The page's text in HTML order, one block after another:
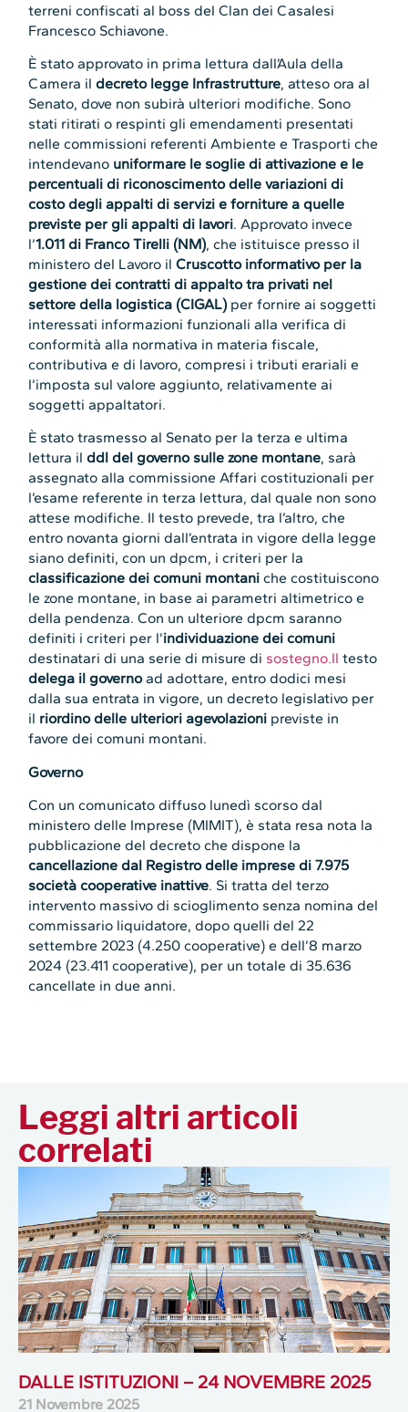
terreni confiscati al boss del Clan dei Casalesi
Francesco Schiavone.
È stato approvato in prima lettura dall’Aula della
Camera ildecreto legge Infrastrutture, atteso ora al
Senato, dove non subirà ulteriori modifiche. Sono
stati ritirati o respinti gli emendamenti presentati
nelle commissioni referenti Ambiente e Trasporti che
intendevano uniformare le soglie di attivazione e le
percentuali di riconoscimento delle variazioni di
costo degli appalti di servizi e forniture a quelle
previste per gli appalti di lavori. Approvato invece
l’1.011 di Franco Tirelli (NM), che istituisce presso il
ministero del Lavoro ilCruscotto informativo per la
gestione dei contratti di appalto tra privati nel
settore della logistica (CIGAL)per fornire ai soggetti
interessati informazioni funzionali alla verifica di
conformità alla normativa in materia fiscale,
contributiva e di lavoro, compresi i tributi erariali e
l’imposta sul valore aggiunto, relativamente ai
soggetti appaltatori.
È stato trasmesso al Senato per la terza e ultima
lettura il ddl del governo sulle zone montane, sarà
assegnato alla commissione Affari costituzionali per
l’esame referente in terza lettura, dal quale non sono
attese modifiche. Il testo prevede, tra l’altro, che
entro novanta giorni dall’en­trata in vigore della legge
siano definiti, con un dpcm, i criteri per la
classificazione dei comuni montaniche costituiscono
le zone montane, in base ai parametri altimetrico e
della pendenza. Con un ulteriore dpcm saranno
definiti i criteri per l’individuazione dei comuni
destinatari di una serie di misure di sostegno.Il testo
delega il governoad adottare, entro dodici mesi
dalla sua entrata in vigore, un decreto legislativo per
il riordino delle ulteriori agevolazioni previste in
favore dei comuni montani.
Governo
Con un comunicato diffuso lunedì scorso dal
ministero delle Imprese (MIMIT), è stata resa nota la
pubblicazione del decreto che dispone la
cancellazione dal Registro delle imprese di 7.975
società cooperative inattive. Si tratta del terzo
intervento massivo di scioglimento senza nomina del
commissario liquidatore, dopo quelli del 22
settembre 2023 (4.250 cooperative) e dell’8 marzo
2024 (23.411 cooperative), per un totale di 35.636
cancellate in due anni.
Leggi altri articoli
correlati
DALLE ISTITUZIONI – 24 NOVEMBRE 2025
21 Novembre 2025